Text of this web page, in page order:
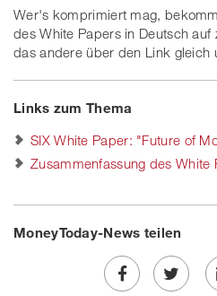
Wer's komprimiert mag,
des White Papers in Deutsch auf
das andere über den Link gleich
Links zum Thema
SIX White Paper: "Future of
Zusammenfassung des White
MoneyToday-News teilen